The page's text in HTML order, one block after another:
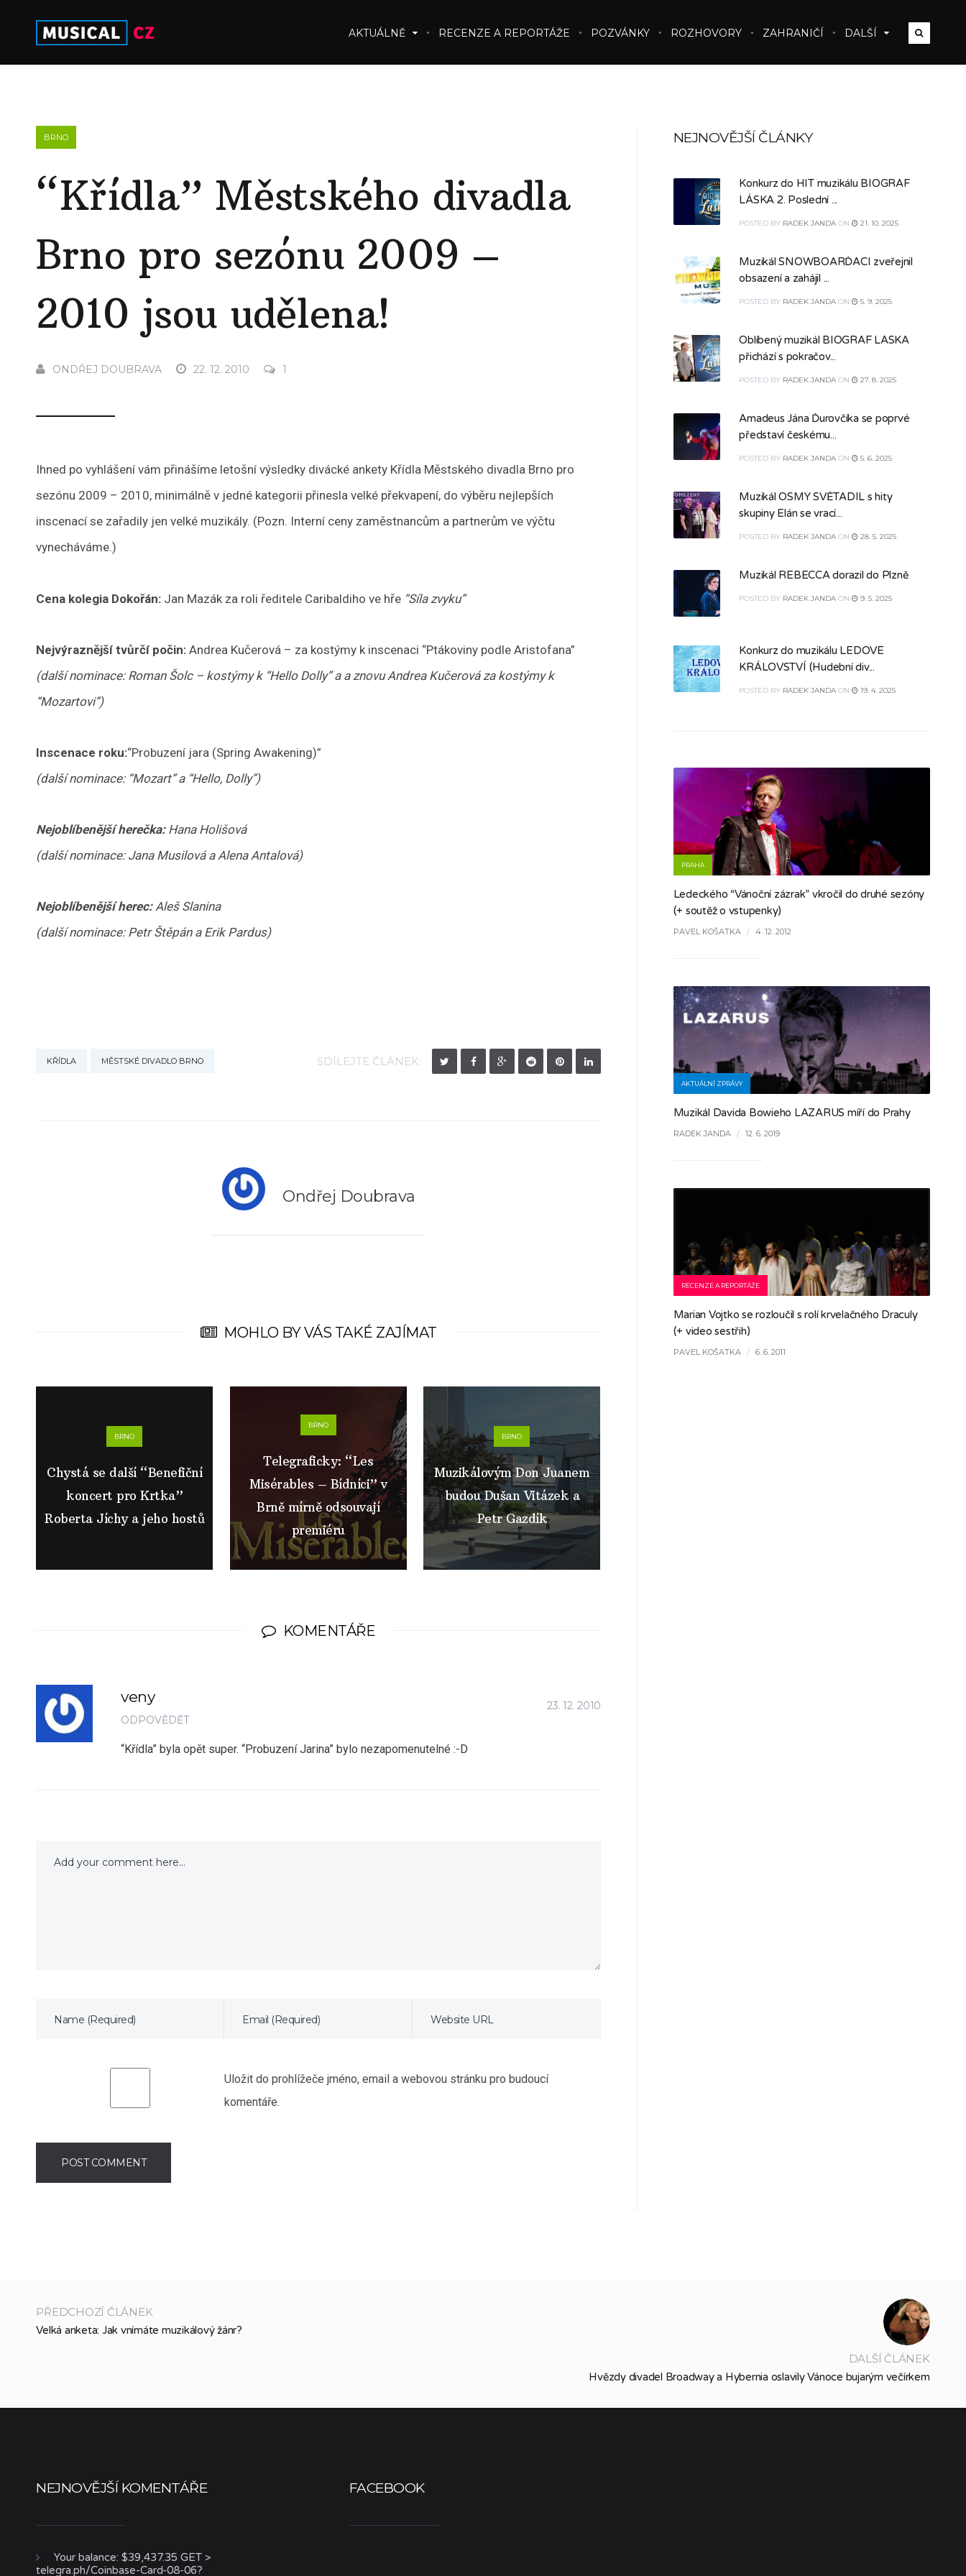
AKTUÁLNĚ RECENZE A REPORTÁŽE POZVÁNKY ROZHOVORY ZAHRANIČÍ DALŠÍ
BRNO
“Křídla” Městského divadla
Brno pro sezónu 2009 –
2010 jsou udělena!
ONDŘEJ DOUBRAVA 22. 12. 2010 1
Ihned po vyhlášení vám přinášíme letošní výsledky divácké ankety Křídla Městského divadla Brno pro
sezónu 2009 – 2010, minimálně v jedné kategorii přinesla velké překvapení, do výběru nejlepších
inscenací se zařadily jen velké muzikály. (Pozn. Interní ceny zaměstnancům a partnerům ve výčtu
vynecháváme.)
Cena kolegia Dokořán: Jan Mazák za roli ředitele Caribaldiho ve hře “Síla zvyku”
Nejvýraznější tvůrčí počin: Andrea Kučerová – za kostýmy k inscenaci “Ptákoviny podle Aristofana”
(další nominace: Roman Šolc – kostýmy k “Hello Dolly” a a znovu Andrea Kučerová za kostýmy k
“Mozartovi”)
Inscenace roku:“Probuzení jara (Spring Awakening)”
(další nominace: “Mozart” a “Hello, Dolly”)
Nejoblíbenější herečka:Hana Holišová
(další nominace: Jana Musilová a Alena Antalová)
Nejoblíbenější herec:Aleš Slanina
(další nominace: Petr Štěpán a Erik Pardus)
KŘÍDLA MĚSTSKÉ DIVADLO BRNO SDÍLEJTE ČLÁNEK:
Ondřej Doubrava
MOHLO BY VÁS TAKÉ ZAJÍMAT
BRNO
Chystá se další “Benefiční
koncert pro Krtka”
Roberta Jíchy a jeho hostů
BRNO
Telegraficky: “Les
Misérables – Bídníci” v
Brně mírně odsouvají
premiéru
BRNO
Muzikálovým Don Juanem
budou Dušan Vitázek a
Petr Gazdík
KOMENTÁŘE
veny
ODPOVĚDĚT
23. 12. 2010
“Křídla” byla opět super. “Probuzení Jarina” bylo nezapomenutelné :-D
Uložit do prohlížeče jméno, email a webovou stránku pro budoucí
komentáře.
NEJNOVĚJŠÍ ČLÁNKY
Konkurz do HIT muzikálu BIOGRAF
LÁSKA 2. Poslední ...
POSTED BY RADEK JANDA ON 21. 10. 2025
Muzikál SNOWBOARĎÁCI zveřejnil
obsazení a zahájil ...
POSTED BY RADEK JANDA ON 5. 9. 2025
Oblíbený muzikál BIOGRAF LÁSKA
přichází s pokračov...
POSTED BY RADEK JANDA ON 27. 8. 2025
Amadeus Jána Ďurovčíka se poprvé
představí českému...
POSTED BY RADEK JANDA ON 5. 6. 2025
Muzikál OSMÝ SVĚTADÍL s hity
skupiny Elán se vrací...
POSTED BY RADEK JANDA ON 28. 5. 2025
Muzikál REBECCA dorazil do Plzně
POSTED BY RADEK JANDA ON 9. 5. 2025
Konkurz do muzikálu LEDOVÉ
KRÁLOVSTVÍ (Hudební div...
POSTED BY RADEK JANDA ON 19. 4. 2025
PRAHA
Ledeckého “Vánoční zázrak” vkročil do druhé sezóny
(+ soutěž o vstupenky)
PAVEL KOŠATKA / 4. 12. 2012
AKTUÁLNÍ ZPRÁVY
Muzikál Davida Bowieho LAZARUS míří do Prahy
RADEK JANDA / 12. 6. 2019
RECENZE A REPORTÁŽE
Marian Vojtko se rozloučil s rolí krvelačného Draculy
(+ video sestřih)
PAVEL KOŠATKA / 6. 6. 2011
PŘEDCHOZÍ ČLÁNEK
Velká anketa: Jak vnímáte muzikálový žánr?
DALŠÍ ČLÁNEK
Hvězdy divadel Broadway a Hybernia oslavily Vánoce bujarým večírkem
NEJNOVĚJŠÍ KOMENTÁŘE
Your balance: $39,437.35 GET >
telegra.ph/Coinbase-Card-08-06?
FACEBOOK